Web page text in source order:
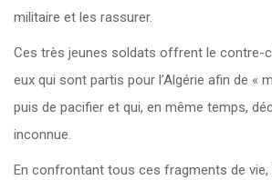
militaire et les rassurer.
Ces très jeunes soldats offrent le contre-
eux qui sont partis pour l’Algérie afin de «
puis de pacifier et qui, en même temps,
inconnue.
En confrontant tous ces fragments de vie,